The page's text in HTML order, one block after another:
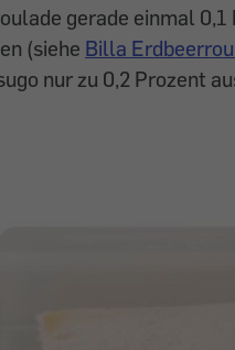
gerade einmal
(siehe Billa
nur zu 0,2 Prozent